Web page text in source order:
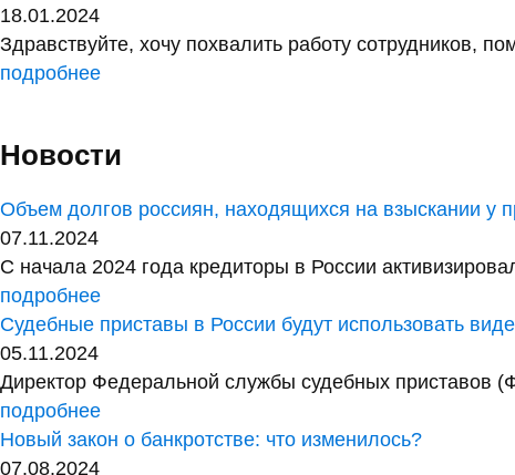
18.01.2024
Здравствуйте, хочу похвалить работу сотрудников,
подробнее
Новости
Объем долгов россиян, находящихся на взыскании у
07.11.2024
С начала 2024 года кредиторы в России
подробнее
Судебные приставы в России будут использовать
05.11.2024
Директор Федеральной службы судебных приставов
подробнее
Новый закон о банкротстве: что изменилось?
07.08.2024